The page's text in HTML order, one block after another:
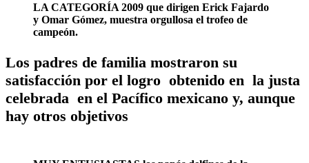
LA CATEGORÍA 2009 que dirigen Erick Fajardo
y Omar Gómez, muestra orgullosa el trofeo de
campeón.
Los padres de familia mostraron su
satisfacción por el logro obtenido en la justa
celebrada en el Pacífico mexicano y, aunque
hay otros objetivos